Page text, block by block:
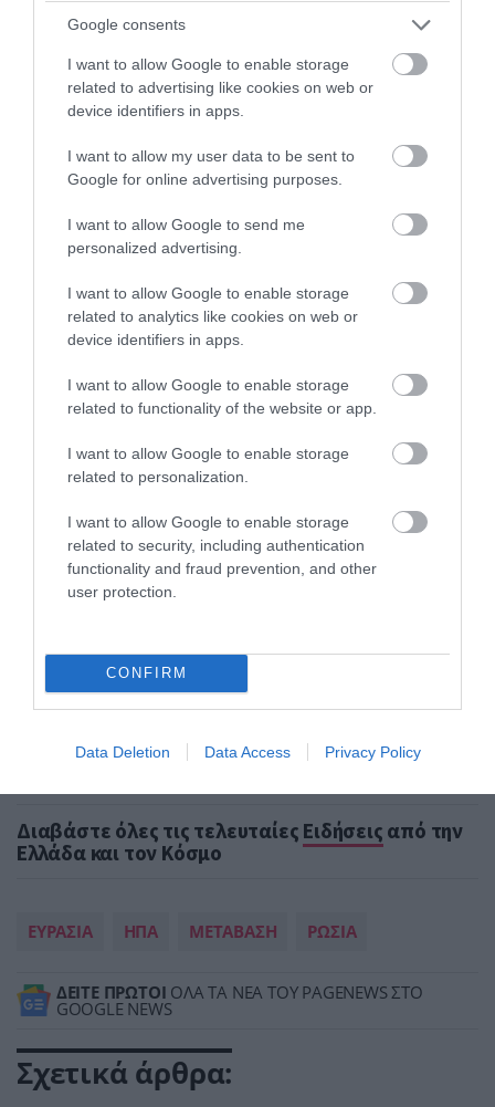
Google consents
I want to allow Google to enable storage
related to advertising like cookies on web or
device identifiers in apps.
I want to allow my user data to be sent to
Google for online advertising purposes.
I want to allow Google to send me
personalized advertising.
I want to allow Google to enable storage
related to analytics like cookies on web or
device identifiers in apps.
I want to allow Google to enable storage
related to functionality of the website or app.
I want to allow Google to enable storage
related to personalization.
I want to allow Google to enable storage
related to security, including authentication
functionality and fraud prevention, and other
user protection.
CONFIRM
Data Deletion Data Access Privacy Policy
Ο ΣΥΝΤΑΚΤΗΣ
PAGENEWS EDITOR
ΣΥΝΤΑΚΤΗΣ ΕΙΔΗΣΕΩΝ
Δημοσιογράφος με εμπειρία στη σύνταξη και
επιμέλεια ειδησεογραφικού περιεχομένου, με
έμφαση στη ροή της καθημερινής επικαιρότητας
και την άμεση κάλυψη των σημαντικότερων
εξελίξεων στην Ελλάδα και το εξωτερικό.
Ασχολείται με πολιτικά, κοινωνικά, οικονομικά
και γενικού ενδιαφέροντος θέματα,
διασφαλίζοντας την έγκυρη και έγκαιρη
Δημοσιογραφίας και Μέσων Μαζικής
Επικοινωνίας, με εξειδίκευση στα ψηφιακά μέσα
ενημέρωσης και τη σύγχρονη ειδησεογραφία.
Διαθέτει εμπειρία στην συγγραφή online
σε πραγματικό χρόνο.
Διαβάστε όλες τις τελευταίες Ειδήσεις από την
Ελλάδα και τον Κόσμο
ΕΥΡΑΣΙΑ ΗΠΑ ΜΕΤΑΒΑΣΗ ΡΩΣΙΑ
ΔΕΙΤΕ ΠΡΩΤΟΙ ΟΛΑ ΤΑ ΝΕΑ ΤΟΥ PAGENEWS ΣΤΟ
GOOGLE NEWS
Σχετικά άρθρα: